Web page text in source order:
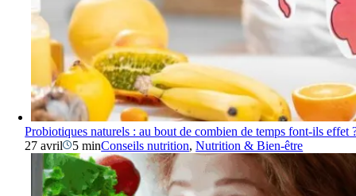
Probiotiques naturels : au bout de combien de temps font-ils effet
27 avril
5 minConseils nutrition,Nutrition & Bien-être